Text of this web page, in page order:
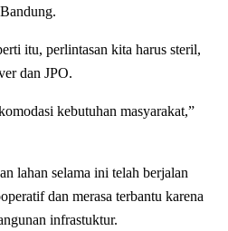
itu, perlintasan kita harus steril,
dan JPO.
kebutuhan masyarakat,”
lahan selama ini telah berjalan
dan merasa terbantu karena
infrastuktur.